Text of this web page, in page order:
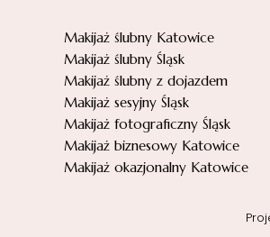
Makijaż ślubny Katowice
Makijaż ślubny Śląsk
Makijaż ślubny z dojazdem
Makijaż sesyjny Śląsk
Makijaż fotograficzny Śląsk
Makijaż biznesowy Katowice
Makijaż okazjonalny Katowice